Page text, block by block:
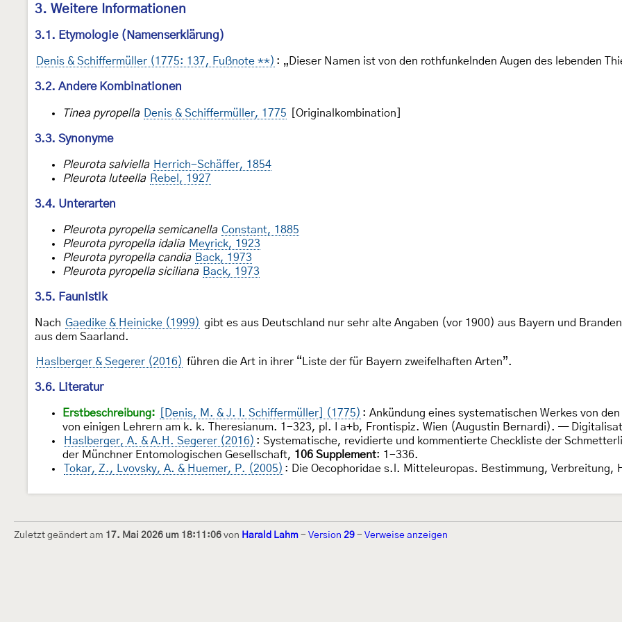
3. Weitere Informationen
3.1. Etymologie (Namenserklärung)
Denis & Schiffermüller (1775: 137, Fußnote **) : „Dieser Namen ist von den rothfunkelnden Augen des lebenden
3.2. Andere Kombinationen
Tinea pyropella Denis & Schiffermüller, 1775 [Originalkombination]
3.3. Synonyme
Pleurota salviella Herrich-Schäffer, 1854
Pleurota luteella Rebel, 1927
3.4. Unterarten
Pleurota pyropella semicanella Constant, 1885
Pleurota pyropella idalia Meyrick, 1923
Pleurota pyropella candia Back, 1973
Pleurota pyropella siciliana Back, 1973
3.5. Faunistik
Nach Gaedike & Heinicke (1999) gibt es aus Deutschland nur sehr alte Angaben (vor 1900) aus Bayern und
aus dem Saarland.
Haslberger & Segerer (2016) führen die Art in ihrer “Liste der für Bayern zweifelhaften Arten”.
3.6. Literatur
Erstbeschreibung: [Denis, M. & J. I. Schiffermüller] (1775) : Ankündung eines systematischen Werkes von
von einigen Lehrern am k. k. Theresianum. 1-323, pl. I a+b, Frontispiz. Wien (Augustin Bernardi). —
Haslberger, A. & A.H. Segerer (2016) : Systematische, revidierte und kommentierte Checkliste der
der Münchner Entomologischen Gesellschaft, 106 Supplement: 1-336.
Tokar, Z., Lvovsky, A. & Huemer, P. (2005) : Die Oecophoridae s.l. Mitteleuropas. Bestimmung, Verbreitung,
Zuletzt geändert am 17. Mai 2026 um 18:11:06 von Harald Lahm - Version 29 - Verweise anzeigen